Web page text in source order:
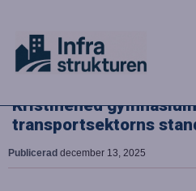
Kristinehed
transportsektorns
Publicerad december 13, 2025